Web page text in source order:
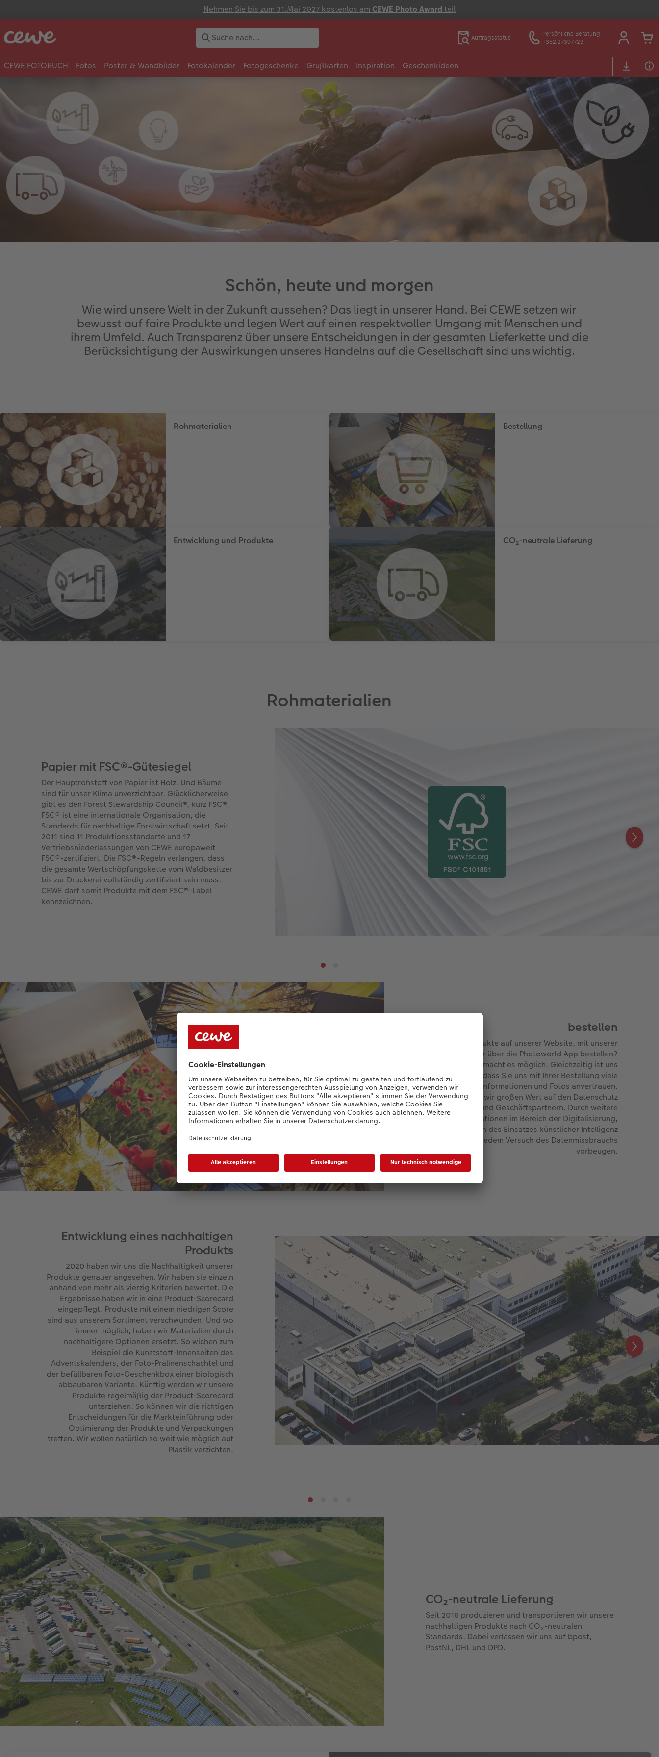
Nehmen Sie bis zum 31.Mai 2027 kostenlos am CEWE Photo Award teil
Auftragsstatus
Persönliche Beratung
+352 27397723
CEWE FOTOBUCH Fotos Poster & Wandbilder Fotokalender Fotogeschenke Grußkarten Inspiration Geschenkideen
Schön, heute und morgen
Wie wird unsere Welt in der Zukunft aussehen? Das liegt in unserer Hand. Bei CEWE setzen wir
bewusst auf faire Produkte und legen Wert auf einen respektvollen Umgang mit Menschen und
ihrem Umfeld. Auch Transparenz über unsere Entscheidungen in der gesamten Lieferkette und die
Berücksichtigung der Auswirkungen unseres Handelns auf die Gesellschaft sind uns wichtig.
Rohmaterialien Bestellung
Entwicklung und Produkte CO₂-neutrale Lieferung
Rohmaterialien
Papier mit FSC®-Gütesiegel
Der Hauptrohstoff von Papier ist Holz. Und Bäume
sind für unser Klima unverzichtbar. Glücklicherweise
gibt es den Forest Stewardship Council®, kurz FSC®.
FSC® ist eine internationale Organisation, die
Standards für nachhaltige Forstwirtschaft setzt. Seit
2011 sind 11 Produktionsstandorte und 17
Vertriebsniederlassungen von CEWE europaweit
FSC®-zertifiziert. Die FSC®-Regeln verlangen, dass
die gesamte Wertschöpfungskette vom Waldbesitzer
bis zur Druckerei vollständig zertifiziert sein muss.
CEWE darf somit Produkte mit dem FSC®-Label
kennzeichnen.
bestellen
Fotoprodukte auf unserer Website, mit unserer
Software oder über die Photoworld App bestellen?
CEWE macht es möglich. Gleichzeitig ist uns
bewusst, dass Sie uns mit Ihrer Bestellung viele
persönliche Informationen und Fotos anvertrauen.
Deshalb legen wir großen Wert auf den Datenschutz
von Kunden und Geschäftspartnern. Durch weitere
Innovationen im Bereich der Digitalisierung,
einschließlich des Einsatzes künstlicher Intelligenz
(KI), wollen wir jedem Versuch des Datenmissbrauchs
vorbeugen.
Entwicklung eines nachhaltigen
Produkts
2020 haben wir uns die Nachhaltigkeit unserer
Produkte genauer angesehen. Wir haben sie einzeln
anhand von mehr als vierzig Kriterien bewertet. Die
Ergebnisse haben wir in eine Product-Scorecard
eingepflegt. Produkte mit einem niedrigen Score
sind aus unserem Sortiment verschwunden. Und wo
immer möglich, haben wir Materialien durch
nachhaltigere Optionen ersetzt. So wichen zum
Beispiel die Kunststoff-Innenseiten des
Adventskalenders, der Foto-Pralinenschachtel und
der befüllbaren Foto-Geschenkbox einer biologisch
abbaubaren Variante. Künftig werden wir unsere
Produkte regelmäßig der Product-Scorecard
unterziehen. So können wir die richtigen
Entscheidungen für die Markteinführung oder
Optimierung der Produkte und Verpackungen
treffen. Wir wollen natürlich so weit wie möglich auf
Plastik verzichten.
CO₂-neutrale Lieferung
Seit 2016 produzieren und transportieren wir unsere
nachhaltigen Produkte nach CO₂-neutralen
Standards. Dabei verlassen wir uns auf bpost,
PostNL, DHL und DPD.